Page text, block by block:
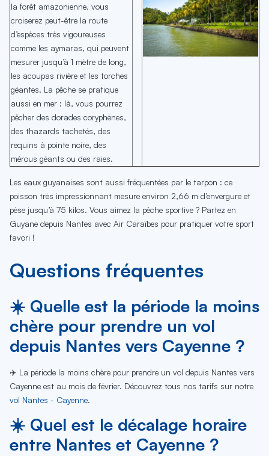
la forêt amazonienne, vous
croiserez peut-être la route
d’espèces très vigoureuses
comme les aymaras, qui peuvent
mesurer jusqu’à 1 mètre de long,
les acoupas rivière et les torches
géantes. La pêche se pratique
aussi en mer : là, vous pourrez
pêcher des dorades coryphènes,
des thazards tachetés, des
requins à pointe noire, des
mérous géants ou des raies.
Les eaux guyanaises sont aussi fréquentées par le tarpon : ce
poisson très impressionnant mesure environ 2,66 m d’envergure et
pèse jusqu’à 75 kilos. Vous aimez la pêche sportive ? Partez en
Guyane depuis Nantes avec Air Caraïbes pour pratiquer votre sport
favori !
Questions fréquentes
☀️ Quelle est la période la moins
chère pour prendre un vol
depuis Nantes vers Cayenne ?
✈️ La période la moins chère pour prendre un vol depuis Nantes vers
Cayenne est au mois de février. Découvrez tous nos tarifs sur notre
vol Nantes - Cayenne.
☀️ Quel est le décalage horaire
entre Nantes et Cayenne ?